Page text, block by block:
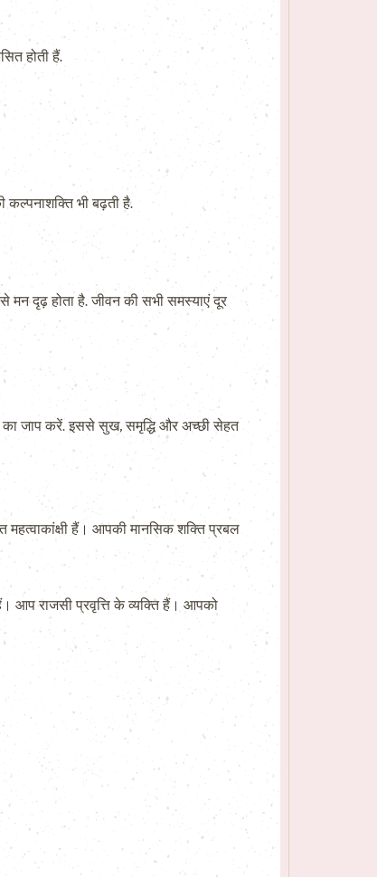
होती हैं.
भी बढ़ती है.
दृढ़ होता है. जीवन की सभी समस्याएं दूर
का जाप करें. इससे सुख, समृद्धि और अच्छी सेहत
हैं। आपकी मानसिक शक्ति प्रबल
आप राजसी प्रवृत्ति के व्यक्ति हैं। आपको